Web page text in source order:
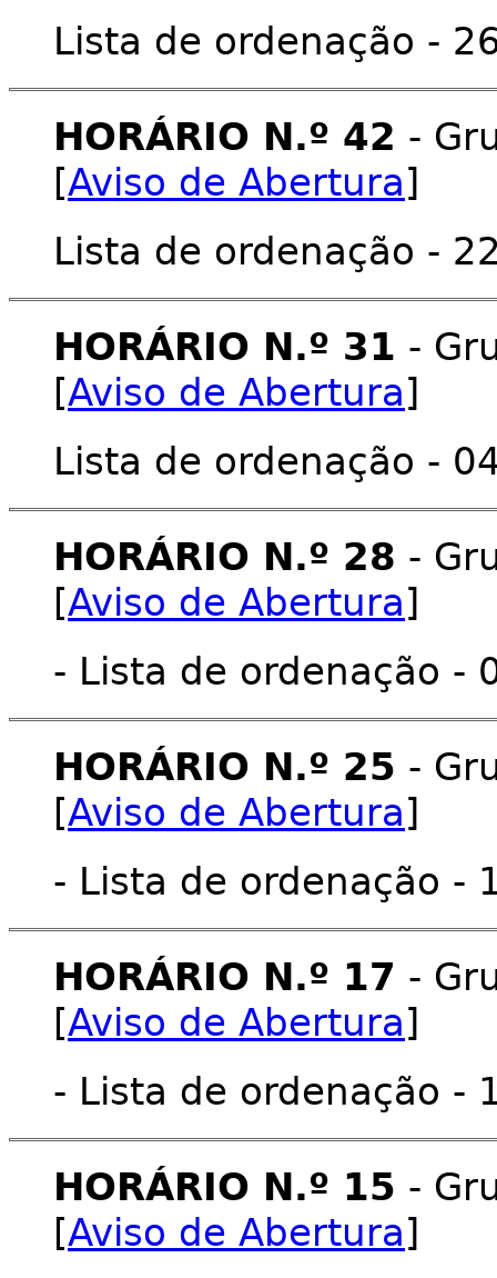
Lista de ordenação -
HORÁRIO N.º 42 -
[Aviso de Abertura]
Lista de ordenação -
HORÁRIO N.º 31 -
[Aviso de Abertura]
Lista de ordenação -
HORÁRIO N.º 28 -
[Aviso de Abertura]
- Lista de ordenação -
HORÁRIO N.º 25 -
[Aviso de Abertura]
- Lista de ordenação -
HORÁRIO N.º 17 -
[Aviso de Abertura]
- Lista de ordenação -
HORÁRIO N.º 15 -
[Aviso de Abertura]